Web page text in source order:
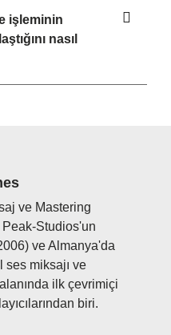
işleminin
nasıl
ve Mastering
Studios'un
ve Almanya'da
ses miksajı ve
ilk çevrimiçi
biri.